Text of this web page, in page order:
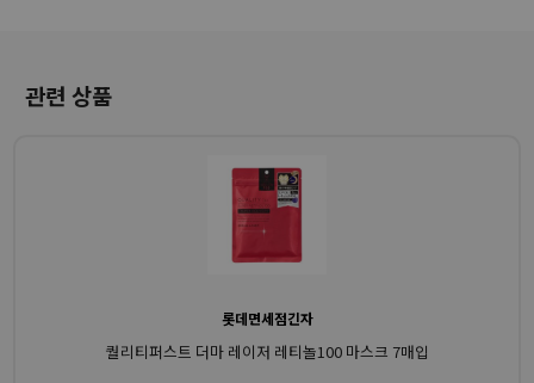
관련 상품
롯데면세점긴자
퀄리티퍼스트 더마 레이저 레티놀100 마스크 7매입